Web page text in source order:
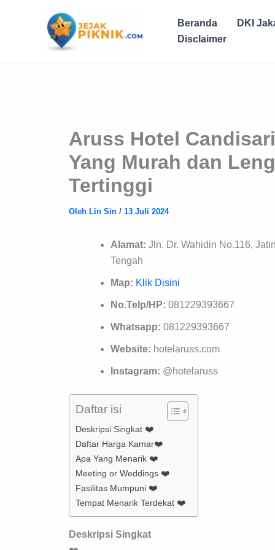
Beranda
DKI
Disclaimer
Aruss Hotel
Yang Murah dan
Tertinggi
Oleh Lin Sin / 13 Juli 2024
Alamat: Jln. Dr. Wahidin No.116,
Tengah
Map: Klik Disini
No.Telp/HP: 081229393667
Whatsapp: 081229393667
Website: hotelaruss.com
Instagram: @hotelaruss
Daftar isi
Deskripsi Singkat ❤️
Daftar Harga Kamar❤️
Apa Yang Menarik ❤️
Meeting or Weddings ❤️
Fasilitas Mumpuni ❤️
Tempat Menarik Terdekat ❤️
Deskripsi Singkat